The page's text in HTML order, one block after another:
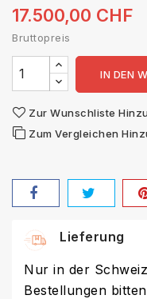
17.500,00 CHF
Bruttopreis
IN DEN
Zur Wunschliste
Zum Vergleichen
Lieferung
Nur in der
Bestellungen